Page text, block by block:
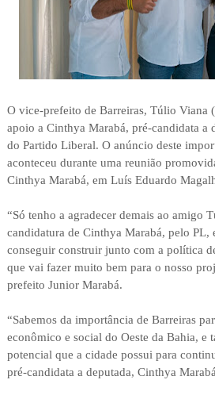
O vice-prefeito de Barreiras, Túlio Viana
apoio a Cinthya Marabá, pré-candidata a
do Partido Liberal. O anúncio deste
aconteceu durante uma reunião
Cinthya Marabá, em Luís Eduardo
“Só tenho a agradecer demais ao amigo
candidatura de Cinthya Marabá, pelo PL,
conseguir construir junto com a política
que vai fazer muito bem para o nosso
prefeito Junior Marabá.
“Sabemos da importância de Barreiras
econômico e social do Oeste da Bahia, e
potencial que a cidade possui para
pré-candidata a deputada, Cinthya